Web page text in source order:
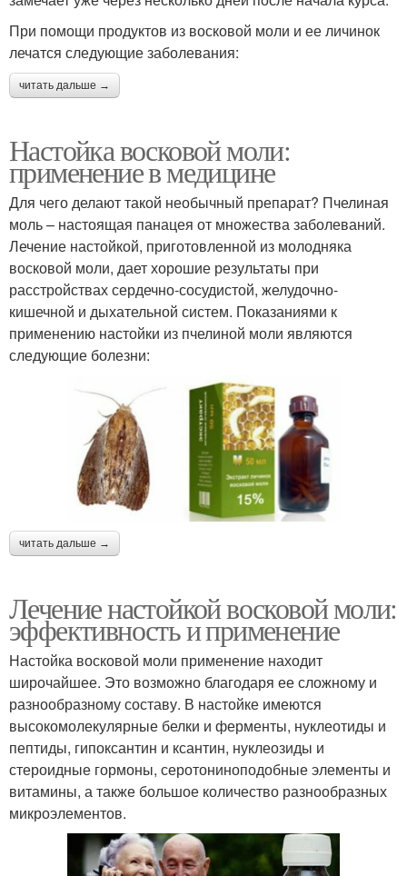
При помощи продуктов из восковой моли и ее личинок
лечатся следующие заболевания:
читать дальше →
Настойка восковой моли:
применение в медицине
Для чего делают такой необычный препарат? Пчелиная
моль – настоящая панацея от множества заболеваний.
Лечение настойкой, приготовленной из молодняка
восковой моли, дает хорошие результаты при
расстройствах сердечно-сосудистой, желудочно-
кишечной и дыхательной систем. Показаниями к
применению настойки из пчелиной моли являются
следующие болезни:
читать дальше →
Лечение настойкой восковой моли:
эффективность и применение
Настойка восковой моли применение находит
широчайшее. Это возможно благодаря ее сложному и
разнообразному составу. В настойке имеются
высокомолекулярные белки и ферменты, нуклеотиды и
пептиды, гипоксантин и ксантин, нуклеозиды и
стероидные гормоны, серотониноподобные элементы и
витамины, а также большое количество разнообразных
микроэлементов.